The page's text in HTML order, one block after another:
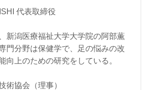
代表取締役
新潟医療福祉大学大学院の阿部薫
門分野は保健学で、足の悩みの改
向上のための研究をしている。
術協会（理事）